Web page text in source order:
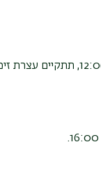
ביום רביעי, י"ב בחשון תשע"ב,